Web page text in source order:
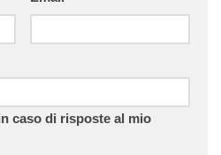
caso di risposte al mio